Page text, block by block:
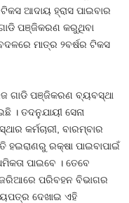
ଆଦାୟ ହ୍ରାସ ପାଇବାର
ପଞ୍ଜିକରଣ କରୁଥିବା
ମାତ୍ର ୨ବର୍ଷର ଟିକସ
ଗାଡି ପଞ୍ଜିକରଣ ବ୍ୟବସ୍ଥା
। ତଦନୁଯାୟୀ ସେନା
କର୍ମଚାରୀ, ବାରମ୍ବାର
ହଇରାଣରୁ ରକ୍ଷା ପାଇବାପାଇଁ
ପାଇବେ । ତେବେ
ଜରିଆରେ ପରିବହନ ବିଭାଗର
ଦେଖାଇ ଏହି